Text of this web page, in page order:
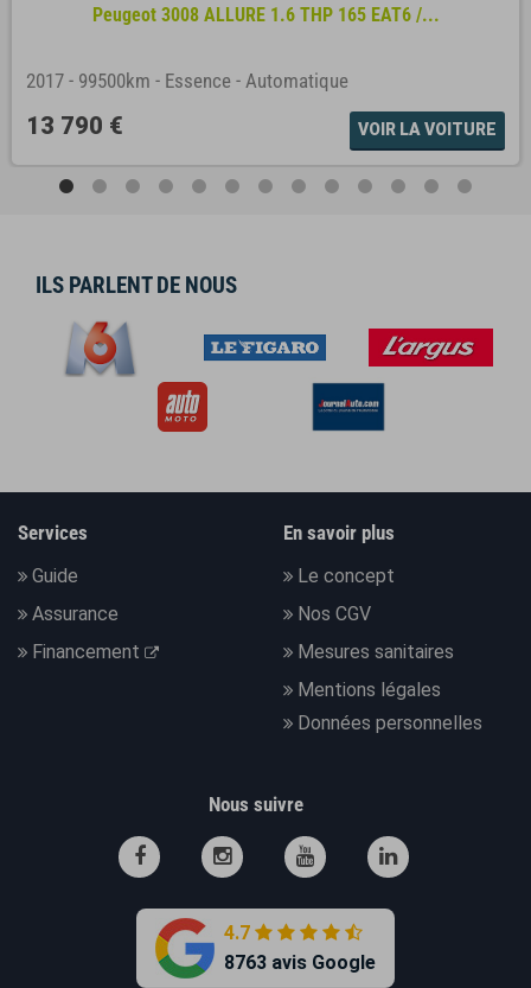
Peugeot 3008 ALLURE 1.6 THP 165 EAT6 /...
2017 - 99500km - Essence - Automatique
13 790 € VOIR LA VOITURE
ILS PARLENT DE NOUS
Services
Guide
Assurance
Financement
En savoir plus
Le concept
Nos CGV
Mesures sanitaires
Mentions légales
Données personnelles
Nous suivre
4.7
8763 avis Google